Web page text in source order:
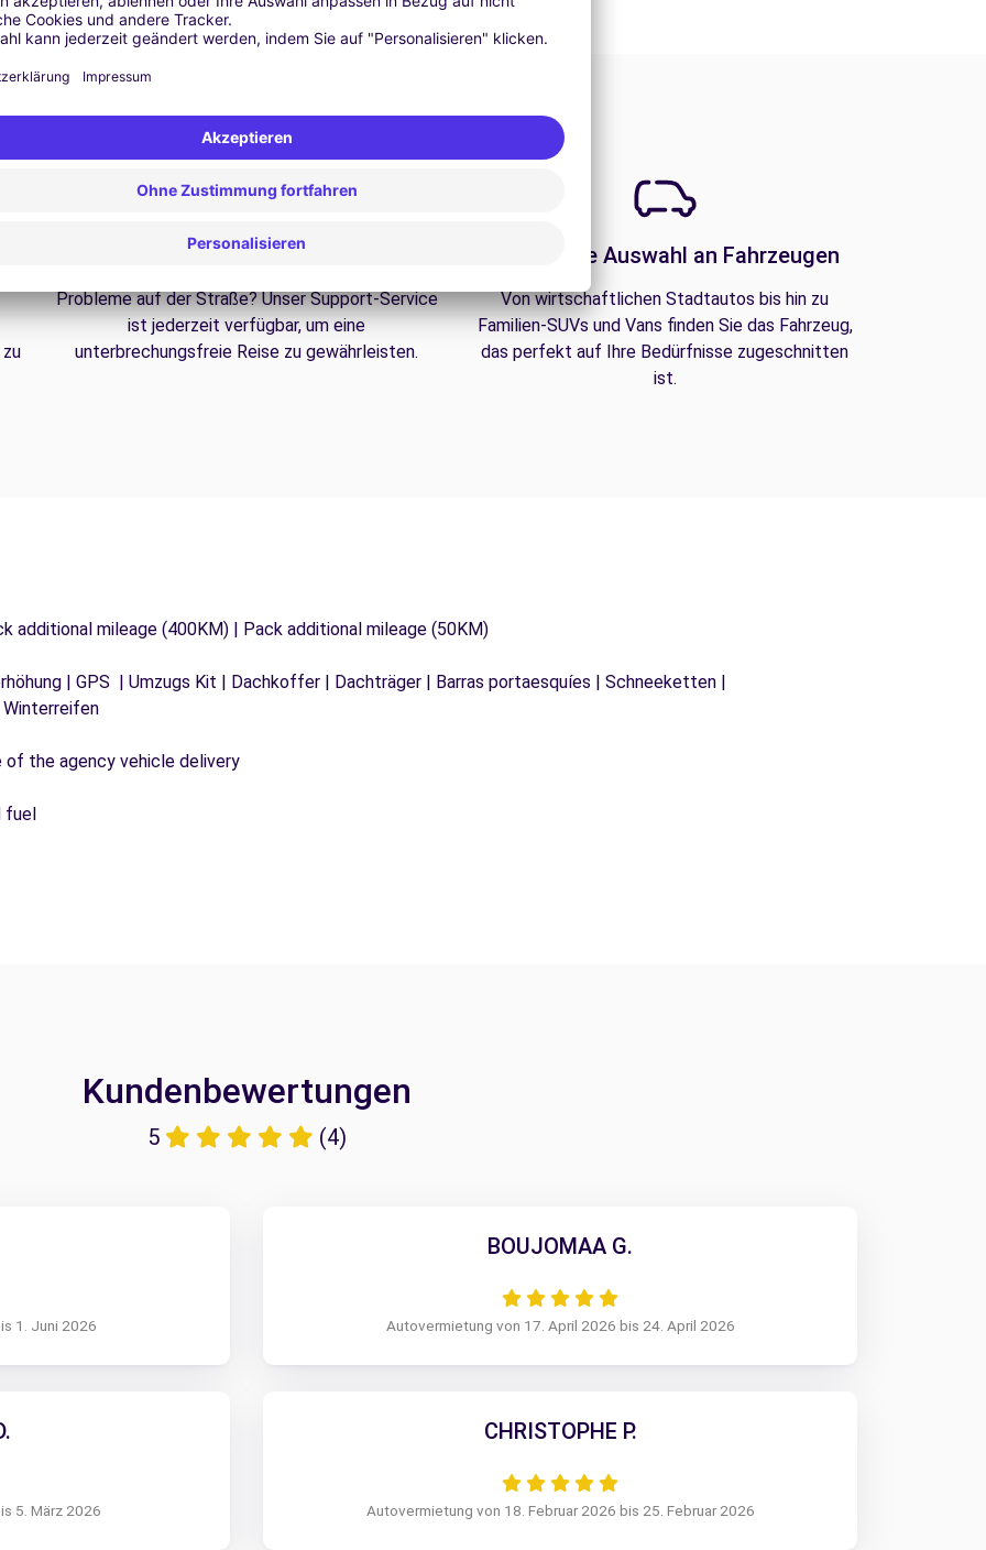
24/7 Unterstützung
Probleme auf der Straße? Unser Support-Service
ist jederzeit verfügbar, um eine
unterbrechungsfreie Reise zu gewährleisten.
Eine große Auswahl an Fahrzeugen
Von wirtschaftlichen Stadtautos bis hin zu
Familien-SUVs und Vans finden Sie das Fahrzeug,
das perfekt auf Ihre Bedürfnisse zugeschnitten
ist.
additional mileage (400KM) | Pack additional mileage (50KM)
| GPS | Umzugs Kit | Dachkoffer | Dachträger | Barras portaesquíes | Schneeketten |
Winterreifen
the agency vehicle delivery
fuel
Kundenbewertungen
5 (4)
1. Juni 2026
BOUJOMAA G.
Autovermietung von 17. April 2026 bis 24. April 2026
5. März 2026
CHRISTOPHE P.
Autovermietung von 18. Februar 2026 bis 25. Februar 2026